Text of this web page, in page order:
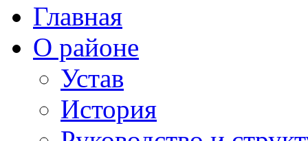
Главная
О районе
Устав
История